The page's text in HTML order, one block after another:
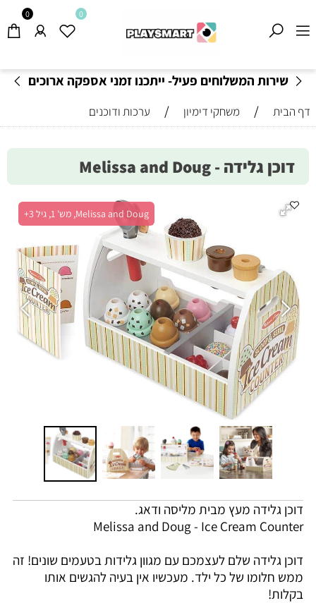
שירות המשלוחים פעיל- ייתכנו זמני אספקה ארוכים
0 0
דף הבית / משחקי דימיון / ערכות ודוכנים
דוכן גלידה - Melissa and Doug
Melissa and Doug, מש' 1, גיל 3+
דוכן גלידה מעץ מבית מליסה ודאג.
Melissa and Doug - Ice Cream Counter
דוכן גלידה שלם לעצמכם עם מגוון גלידות בטעמים שונים! זה
ממש חלומו של כל ילד. מעכשיו אין בעיה להגשים אותו
בקלות!